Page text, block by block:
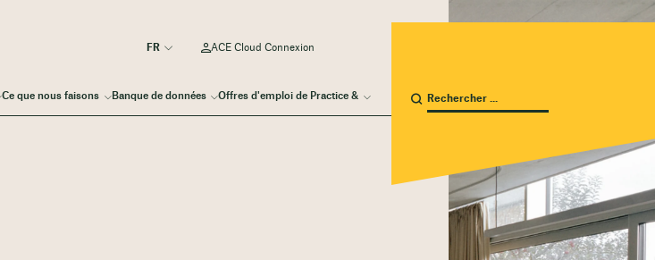
Ce que nous faisons Banque de données Offres d'emploi de Practice &
ACE Cloud Connexion